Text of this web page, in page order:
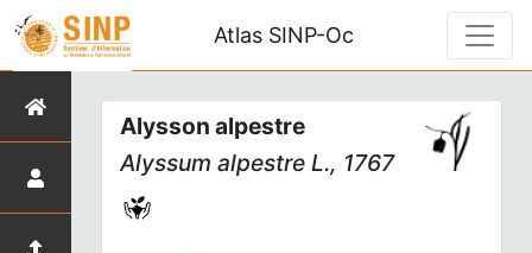
Atlas SINP-Oc
Alysson alpestre
Alyssum alpestre L., 1767